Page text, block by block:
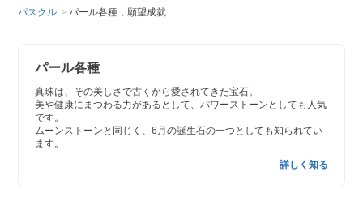
パスクル パール各種，願望成就
パール各種
真珠は、その美しさで古くから愛されてきた宝石。
美や健康にまつわる力があるとして、パワーストーンとしても人気
です。
ムーンストーンと同じく、6月の誕生石の一つとしても知られてい
ます。
詳しく知る